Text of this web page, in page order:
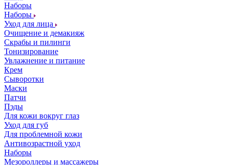
Наборы
Наборы
Уход для лица
Очищение и демакияж
Скрабы и пилинги
Тонизирование
Увлажнение и питание
Крем
Сыворотки
Маски
Патчи
Пэды
Для кожи вокруг глаз
Уход для губ
Для проблемной кожи
Антивозрастной уход
Наборы
Мезороллеры и массажеры